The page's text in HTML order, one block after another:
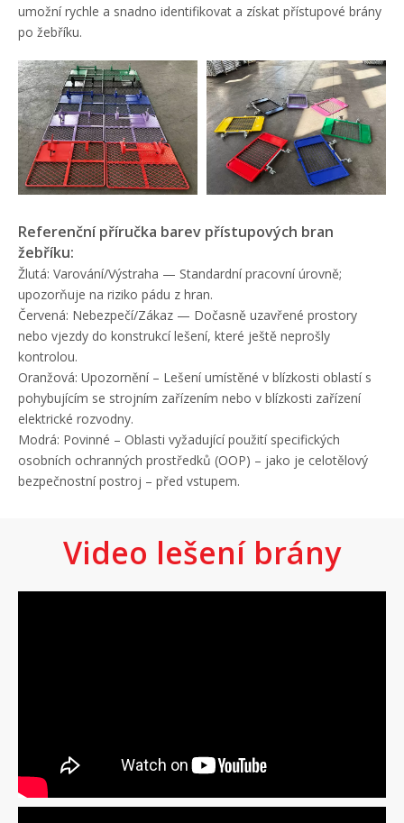
umožní rychle a snadno identifikovat a získat přístupové brány
po žebříku.
Referenční příručka barev přístupových bran
žebříku:
Žlutá: Varování/Výstraha — Standardní pracovní úrovně;
upozorňuje na riziko pádu z hran.
Červená: Nebezpečí/Zákaz — Dočasně uzavřené prostory
nebo vjezdy do konstrukcí lešení, které ještě neprošly
kontrolou.
Oranžová: Upozornění – Lešení umístěné v blízkosti oblastí s
pohybujícím se strojním zařízením nebo v blízkosti zařízení
elektrické rozvodny.
Modrá: Povinné – Oblasti vyžadující použití specifických
osobních ochranných prostředků (OOP) – jako je celotělový
bezpečnostní postroj – před vstupem.
Video lešení brány